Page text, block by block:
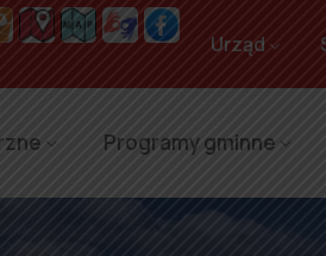
Urząd
Programy gminne